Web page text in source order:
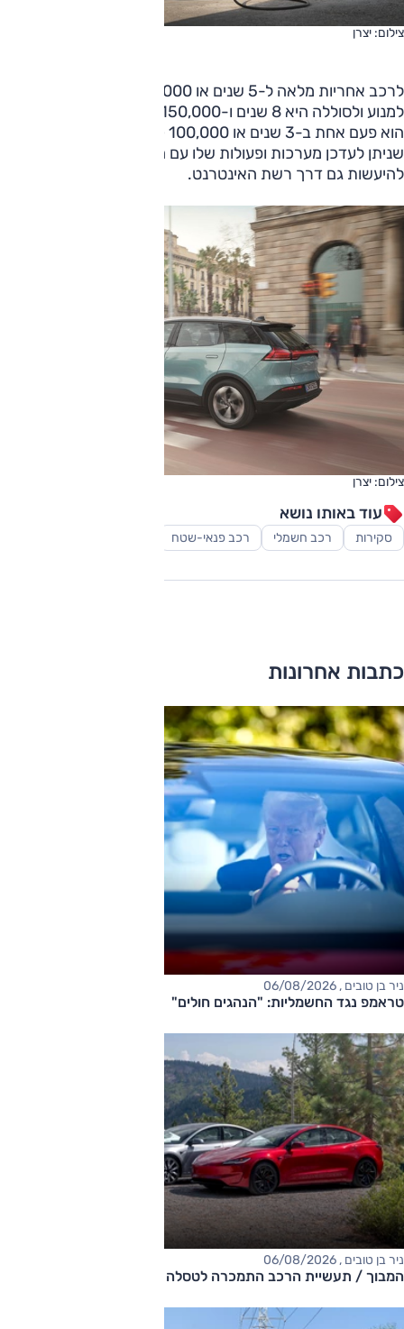
צילום: יצרן
שניתן לעדכן מערכות ופעולות שלו עם השנים, והדבר יוכל
להיעשות גם דרך רשת האינטרנט.
צילום: יצרן
עוד באותו נושא
סקירות רכב חשמלי רכב פנאי-שטח
כתבות אחרונות
ניר בן טובים , 06/08/2026
טראמפ נגד החשמליות: "הנהגים חולים"
ניר בן טובים , 06/08/2026
המבוך / תעשיית הרכב התמכרה לטסלה ואיבדה את המקוריות